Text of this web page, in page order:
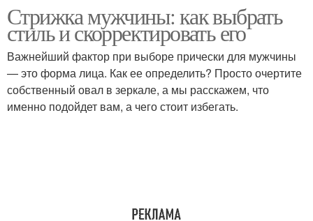
волос
Тонкие волосы
Стрижка для длинных
волос
Стрижка мужчины: как выбрать
стиль и скорректировать его
Важнейший фактор при выборе прически для мужчины
— это форма лица. Как ее определить? Просто очертите
собственный овал в зеркале, а мы расскажем, что
именно подойдет вам, а чего стоит избегать.